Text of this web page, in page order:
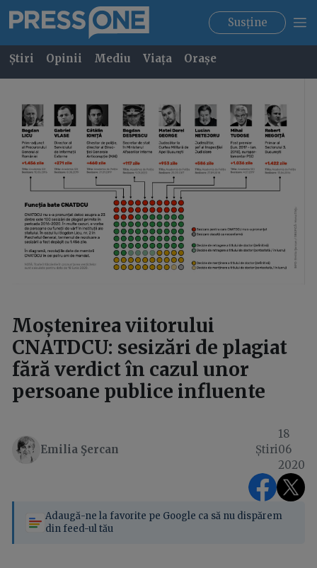
Susține
Știri Opinii Mediu Viața Orașe
Moștenirea viitorului
CNATDCU: sesizări de plagiat
fără verdict în cazul unor
persoane publice influente
Emilia Şercan Știri
18
06
2020
Adaugă-ne la favorite pe Google ca să nu dispărem
din feed-ul tău